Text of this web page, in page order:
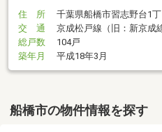
住 所
千葉県船橋市習志野台1
交 通
京成松戸線（旧：新京成
総戸数
104戸
築年月
平成18年3月
船橋市の物件情報を探す